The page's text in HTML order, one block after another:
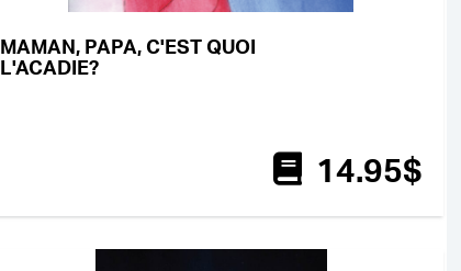
MAMAN, PAPA, C'EST QUOI
L'ACADIE?
14.95$